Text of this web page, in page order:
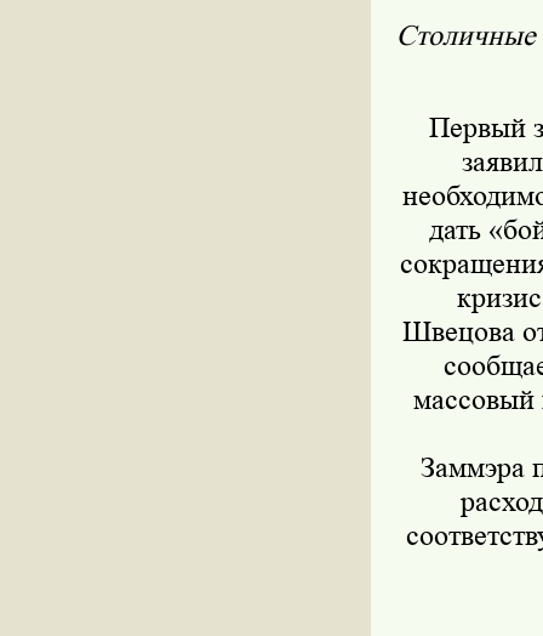
Столичные
Первый
дать
Швецова
массовый
Заммэра